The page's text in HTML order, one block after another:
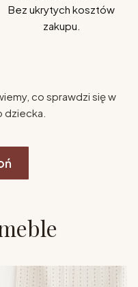
Bez ukrytych kosztów
zakupu.
co sprawdzi się w